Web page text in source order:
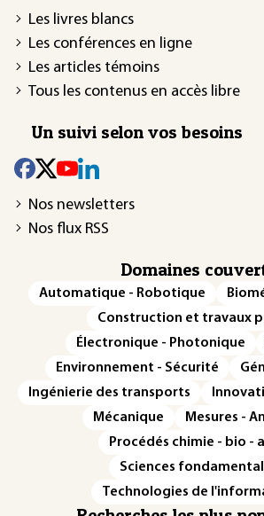
Les livres blancs
Les conférences en ligne
Les articles témoins
Tous les contenus en accès libre
Un suivi selon vos besoins
Nos newsletters
Nos flux RSS
Domaines
Automatique - Robotique
Construction et travaux
Électronique - Photonique
Environnement - Sécurité
Ingénierie des transports
Mécanique
Mesures -
Procédés chimie - bio -
Sciences
Technologies de